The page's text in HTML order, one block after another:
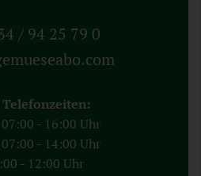
/ 94 25 79 0
Telefonzeiten:
- 16:00 Uhr
- 14:00 Uhr
- 12:00 Uhr